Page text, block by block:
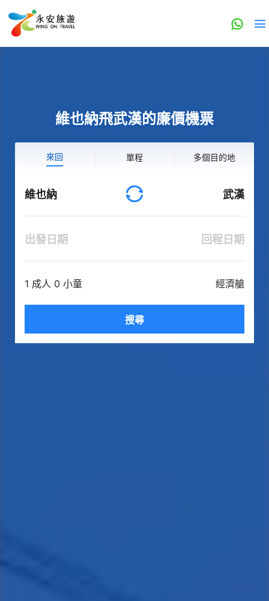
維也納飛武漢的廉價機票
來回 單程 多個目的地
維也納 武漢
出發日期 回程日期
1 成人 0 小童 經濟艙
搜尋